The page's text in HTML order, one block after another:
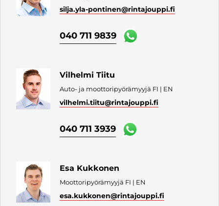
silja.yla-pontinen@rintajouppi.fi
040 711 9839
Vilhelmi Tiitu
Auto- ja moottoripyörämyyjä FI | EN
vilhelmi.tiitu@rintajouppi.fi
040 711 3939
Esa Kukkonen
Moottoripyörämyyjä FI | EN
esa.kukkonen@rintajouppi.fi